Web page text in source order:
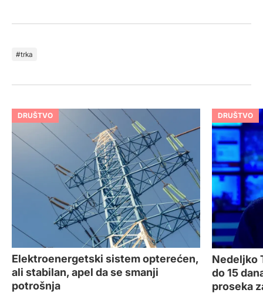
trka
DRUŠTVO
Elektroenergetski sistem opterećen,
ali stabilan, apel da se smanji
potrošnja
DRUŠTVO
Nedeljko
do 15
proseka